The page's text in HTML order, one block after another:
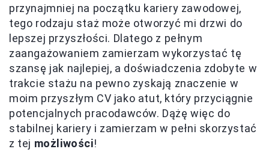
przynajmniej na początku kariery zawodowej,
tego rodzaju staż może otworzyć mi drzwi do
lepszej przyszłości. Dlatego z pełnym
zaangażowaniem zamierzam wykorzystać tę
szansę jak najlepiej, a doświadczenia zdobyte w
trakcie stażu na pewno zyskają znaczenie w
moim przyszłym CV jako atut, który przyciągnie
potencjalnych pracodawców. Dążę więc do
stabilnej kariery i zamierzam w pełni skorzystać
z tej możliwości!